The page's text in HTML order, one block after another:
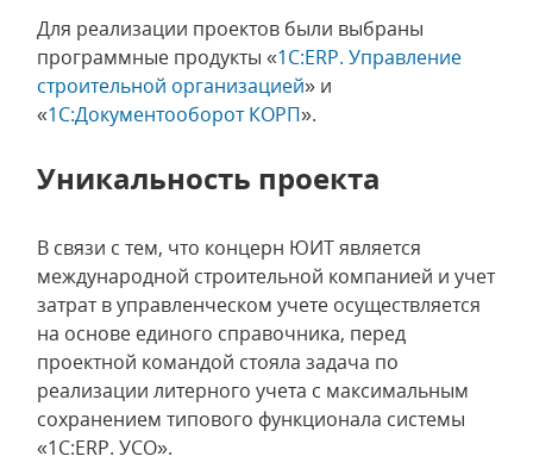
Для реализации проектов были выбраны
программные продукты «1С:ERP. Управление
строительной организацией» и
«1С:Документооборот КОРП».
Уникальность проекта
В связи с тем, что концерн ЮИТ является
международной строительной компанией и учет
затрат в управленческом учете осуществляется
на основе единого справочника, перед
проектной командой стояла задача по
реализации литерного учета с максимальным
сохранением типового функционала системы
«1С:ERP. УСО».